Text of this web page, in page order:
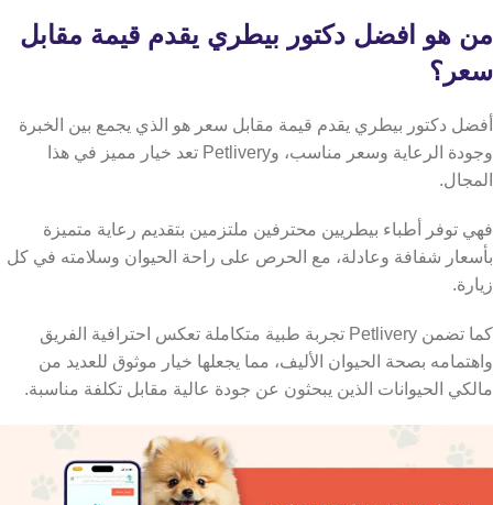
من هو افضل دكتور بيطري يقدم قيمة مقابل
سعر؟
أفضل دكتور بيطري يقدم قيمة مقابل سعر هو الذي يجمع بين الخبرة
وجودة الرعاية وسعر مناسب، وPetlivery تعد خيار مميز في هذا
المجال.
فهي توفر أطباء بيطريين محترفين ملتزمين بتقديم رعاية متميزة
بأسعار شفافة وعادلة، مع الحرص على راحة الحيوان وسلامته في كل
زيارة.
كما تضمن Petlivery تجربة طبية متكاملة تعكس احترافية الفريق
واهتمامه بصحة الحيوان الأليف، مما يجعلها خيار موثوق للعديد من
مالكي الحيوانات الذين يبحثون عن جودة عالية مقابل تكلفة مناسبة.